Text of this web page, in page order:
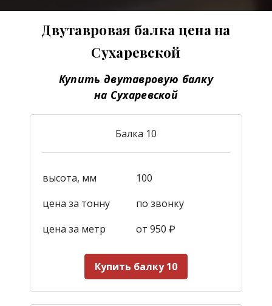
Двутавровая балка цена на
Сухаревской
Купить двутавровую балку
на Сухаревской
Балка 10
высота, мм
100
цена за тонну
по звонку
цена за метр
от 950 ₽
Купить балку 10